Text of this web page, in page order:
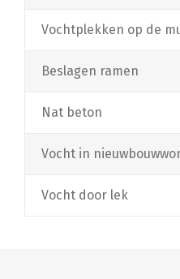
Vochtplekken op de
Beslagen ramen
Nat beton
Vocht in
Vocht door lek